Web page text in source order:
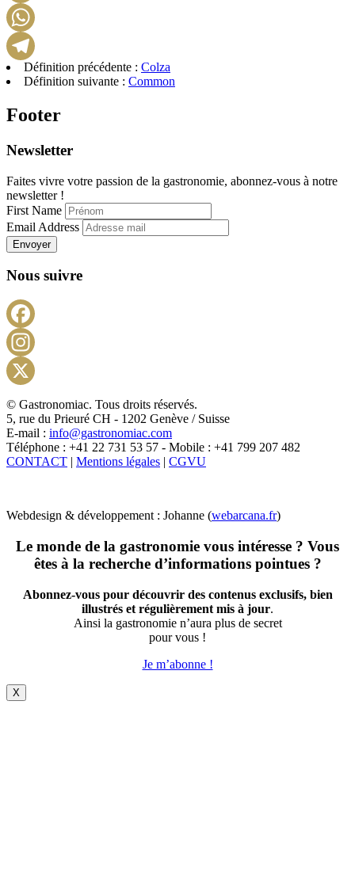
Définition précédente : Colza
Définition suivante : Common
Footer
Newsletter
Faites vivre votre passion de la gastronomie, abonnez-vous à notre
newsletter !
First Name
Email Address
Envoyer
Nous suivre
X
© Gastronomiac. Tous droits réservés.
5, rue du Prieuré CH - 1202 Genève / Suisse
E-mail : info@gastronomiac.com
Téléphone : +41 22 731 53 57 - Mobile : +41 799 207 482
CONTACT | Mentions légales | CGVU
Webdesign & développement : Johanne (webarcana.fr)
Le monde de la gastronomie vous intéresse ? Vous
êtes à la recherche d’informations pointues ?
Abonnez-vous pour découvrir des contenus exclusifs, bien
illustrés et régulièrement mis à jour.
Ainsi la gastronomie n’aura plus de secret
pour vous !
Je m’abonne !
X